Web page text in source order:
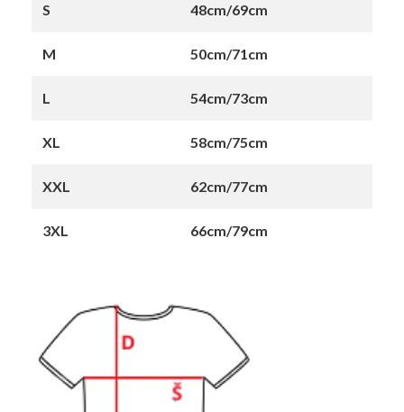
S 48cm/69cm
M 50cm/71cm
L 54cm/73cm
XL 58cm/75cm
XXL 62cm/77cm
3XL 66cm/79cm